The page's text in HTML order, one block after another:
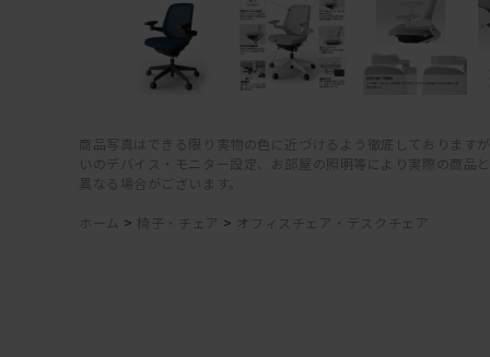
商品写真はできる限り実物の色に近づけるよう徹底しております
いのデバイス・モニター設定、お部屋の照明等により実際の商品
異なる場合がございます。
ホーム > 椅子・チェア > オフィスチェア・デスクチェア